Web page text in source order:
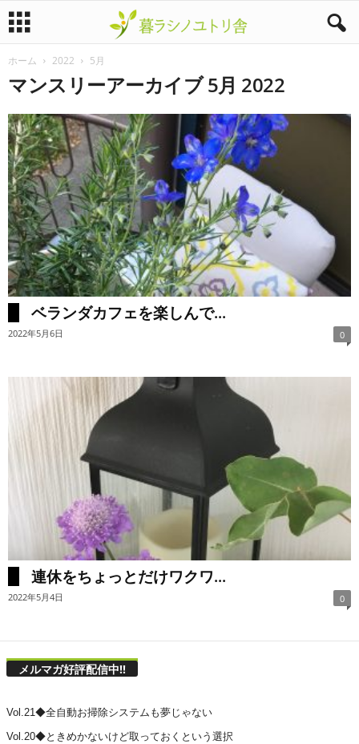
暮
シ
ノ
ユ
ト
リ
ホーム 2022 5月
マンスリーアーカイブ 5月 2022
ベランダカフェを楽しんで...
2022年5月6日 0
連休をちょっとだけワクワ...
2022年5月4日 0
メルマガ好評配信中!!
Vol.21◆全自動お掃除システムも夢じゃない
Vol.20◆ときめかないけど取っておくという選択